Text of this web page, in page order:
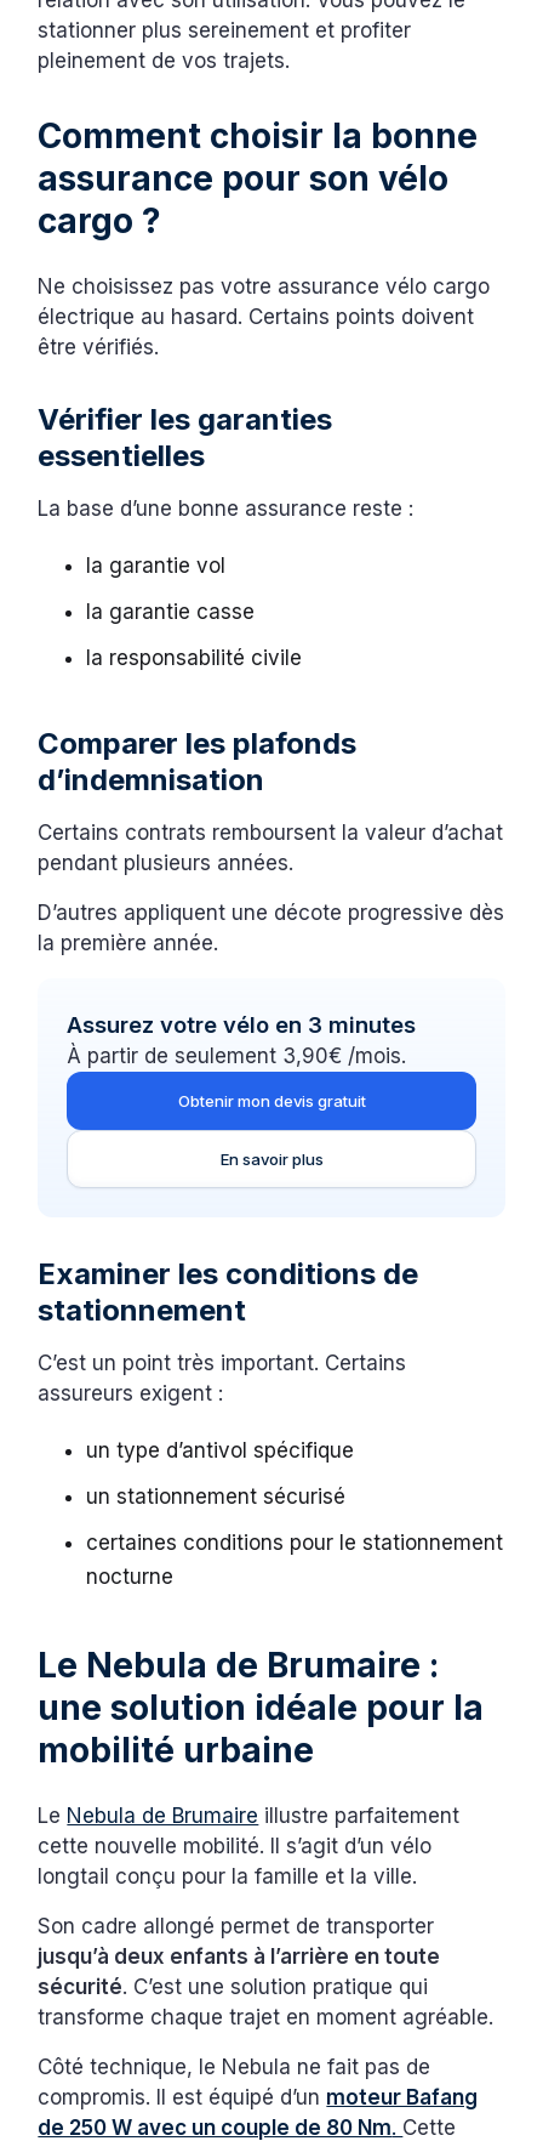
stationner plus sereinement et profiter
pleinement de vos trajets.
Comment choisir la bonne
assurance pour son vélo
cargo ?
Ne choisissez pas votre assurance vélo cargo
électrique au hasard. Certains points doivent
être vérifiés.
Vérifier les garanties
essentielles
La base d’une bonne assurance reste :
la garantie vol
la garantie casse
la responsabilité civile
Comparer les plafonds
d’indemnisation
Certains contrats remboursent la valeur d’achat
pendant plusieurs années.
D’autres appliquent une décote progressive dès
la première année.
Assurez votre vélo en 3 minutes
À partir de seulement 3,90€ /mois.
Obtenir mon devis gratuit
En savoir plus
Examiner les conditions de
stationnement
C’est un point très important. Certains
assureurs exigent :
un type d’antivol spécifique
un stationnement sécurisé
certaines conditions pour le stationnement
nocturne
Le Nebula de Brumaire :
une solution idéale pour la
mobilité urbaine
Le Nebula de Brumaire illustre parfaitement
cette nouvelle mobilité. Il s’agit d’un vélo
longtail conçu pour la famille et la ville.
Son cadre allongé permet de transporter
jusqu’à deux enfants à l’arrière en toute
sécurité. C’est une solution pratique qui
transforme chaque trajet en moment agréable.
Côté technique, le Nebula ne fait pas de
compromis. Il est équipé d’un moteur Bafang
de 250 W avec un couple de 80 Nm. Cette